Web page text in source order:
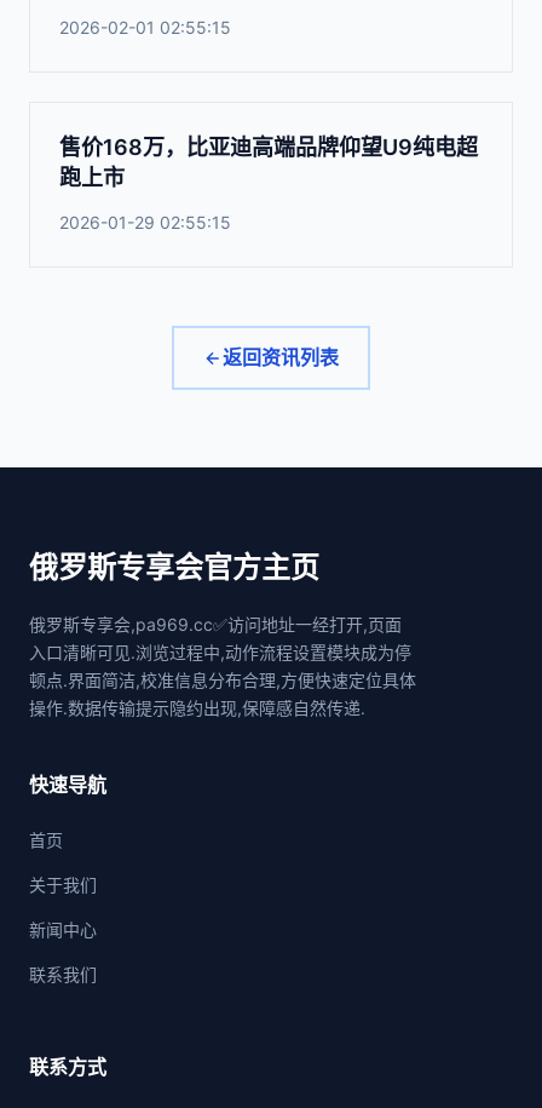
2026-02-01 02:55:15
售价168万，比亚迪高端品牌仰望U9纯电超
跑上市
2026-01-29 02:55:15
返回资讯列表
俄罗斯专享会官方主页
俄罗斯专享会,pa969.cc✅访问地址一经打开,页面
入口清晰可见.浏览过程中,动作流程设置模块成为停
顿点.界面简洁,校准信息分布合理,方便快速定位具体
操作.数据传输提示隐约出现,保障感自然传递.
快速导航
首页
关于我们
新闻中心
联系我们
联系方式